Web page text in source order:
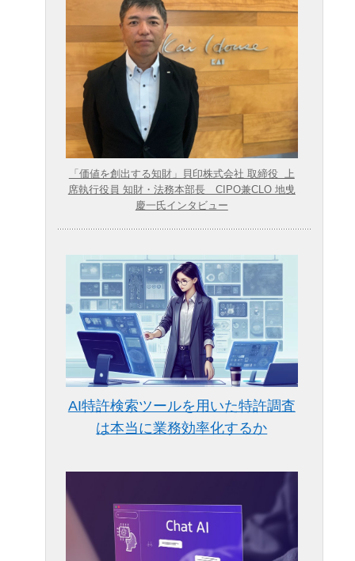
「価値を創出する知財」貝印株式会社 取締役 上
席執行役員 知財・法務本部長 CIPO兼CLO 地曵
慶一氏インタビュー
AI特許検索ツールを用いた特許調査
は本当に業務効率化するか